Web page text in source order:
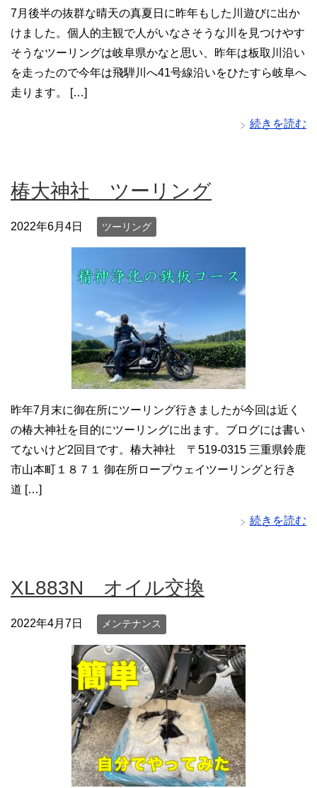
7月後半の抜群な晴天の真夏日に昨年もした川遊びに出か
けました。個人的主観で人がいなさそうな川を見つけやす
そうなツーリングは岐阜県かなと思い、昨年は板取川沿い
を走ったので今年は飛騨川へ41号線沿いをひたすら岐阜へ
走ります。 […]
続きを読む
椿大神社 ツーリング
2022年6月4日 ツーリング
昨年7月末に御在所にツーリング行きましたが今回は近く
の椿大神社を目的にツーリングに出ます。ブログには書い
てないけど2回目です。椿大神社 〒519-0315 三重県鈴鹿
市山本町１８７１ 御在所ロープウェイツーリングと行き
道 […]
続きを読む
XL883N オイル交換
2022年4月7日 メンテナンス